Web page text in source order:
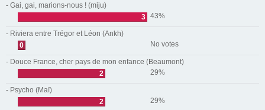
- Gai, gai, marions-nous ! (miju)
3 43%
- Riviera entre Trégor et Léon (Ankh)
0
No votes
- Douce France, cher pays de mon enfance (Beaumont)
2
29%
- Psycho (Maï)
2
29%